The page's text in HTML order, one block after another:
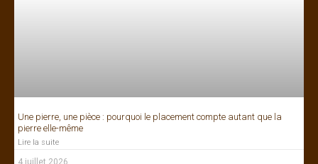
Une pierre, une pièce : pourquoi le placement compte autant que la
pierre elle-même
Lire la suite